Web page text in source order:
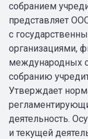
собранием
представляет
с
организациями,
международных
собранию
Утверждает
деятельность.
и текущей